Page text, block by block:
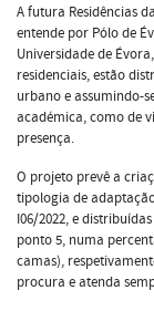
A futura Residências
entende por Pólo de
Universidade de
residenciais, estão
urbano e assumindo-
académica, como de
presença.
O projeto prevê a
tipologia de
I06/2022, e
ponto 5, numa
camas),
procura e atenda